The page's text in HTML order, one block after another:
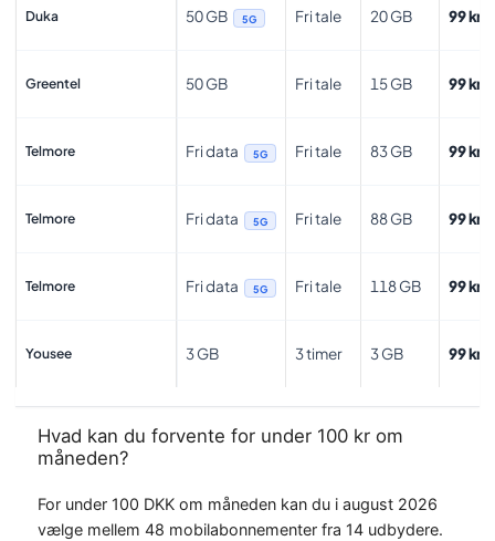
Duka 50 GB 5G Fri tale 20 GB 99 kr.
Greentel 50 GB Fri tale 15 GB 99 kr.
Telmore Fri data 5G Fri tale 83 GB 99 kr.
Telmore Fri data 5G Fri tale 88 GB 99 kr.
Telmore Fri data 5G Fri tale 118 GB 99 kr.
Yousee 3 GB 3 timer 3 GB 99 kr.
Hvad kan du forvente for under 100 kr om
måneden?
For under 100 DKK om måneden kan du i august 2026
vælge mellem 48 mobilabonnementer fra 14 udbydere.